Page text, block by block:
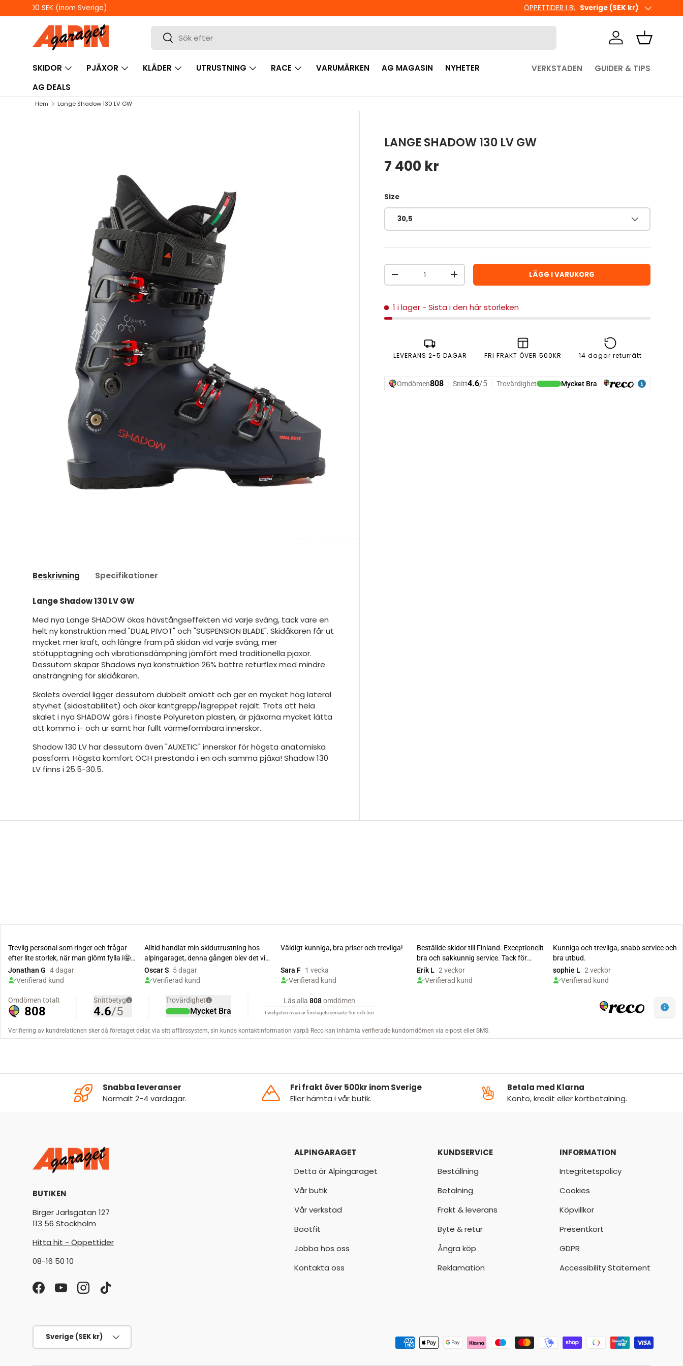
HOPPA TILL INNEHÅLL
ÖPPETTIDER I BUTIKEN Ute i sista minuten? Välj
Land/Region
Sverige (SEK kr)
Sök
Sök Logga inKorg
SKIDOR PJÄXOR KLÄDER UTRUSTNING RACE VARUMÄRKEN AG MAGASIN
NYHETER
AG DEALS
VERKSTADEN GUIDER & TIPS
Hem Lange Shadow 130 LV GW
LANGE SHADOW 130 LV GW
Ordinarie pris
7 400 kr
Size
30,5
Antal
MINSKA ANTAL
ÖKA ANTAL LÄGG I VARUKORG
1 i lager - Sista i den här storleken
LEVERANS 2-5 DAGAR FRI FRAKT ÖVER 500KR 14 dagar returrätt
Beskrivning Specifikationer
Lange Shadow 130 LV GW
Med nya Lange SHADOW ökas hävstångseffekten vid varje sväng, tack vare en
helt ny konstruktion med "DUAL PIVOT" och "SUSPENSION BLADE". Skidåkaren får ut
mycket mer kraft, och längre fram på skidan vid varje sväng, mer
stötupptagning och vibrationsdämpning jämfört med traditionella pjäxor.
Dessutom skapar Shadows nya konstruktion 26% bättre returflex med mindre
ansträngning för skidåkaren.
Skalets överdel ligger dessutom dubbelt omlott och ger en mycket hög lateral
styvhet (sidostabilitet) och ökar kantgrepp/isgreppet rejält. Trots att hela
skalet i nya SHADOW görs i finaste Polyuretan plasten, är pjäxorna mycket lätta
att komma i- och ur samt har fullt värmeformbara innerskor.
Shadow 130 LV har dessutom även "AUXETIC" innerskor för högsta anatomiska
passform. Högsta komfort OCH prestanda i en och samma pjäxa! Shadow 130
LV finns i 25.5-30.5.
Snabba leveranser
Normalt 2-4 vardagar.
Fri frakt över 500kr inom Sverige
Eller hämta ivår butik.
Betala med Klarna
Konto, kredit eller kortbetalning.
BUTIKEN
Birger Jarlsgatan 127
113 56 Stockholm
Hitta hit - Öppettider
08-16 50 10
FacebookYouTubeInstagram
TikTok
ALPINGARAGET
Detta är Alpingaraget
Vår butik
Vår verkstad
Bootfit
Jobba hos oss
Kontakta oss
KUNDSERVICE
Beställning
Betalning
Frakt & leverans
Byte & retur
Ångra köp
Reklamation
INFORMATION
Integritetspolicy
Cookies
Köpvillkor
Presentkort
GDPR
Accessibility Statement
Godkända betalningsmetoder
Land/Region
Sverige (SEK kr)